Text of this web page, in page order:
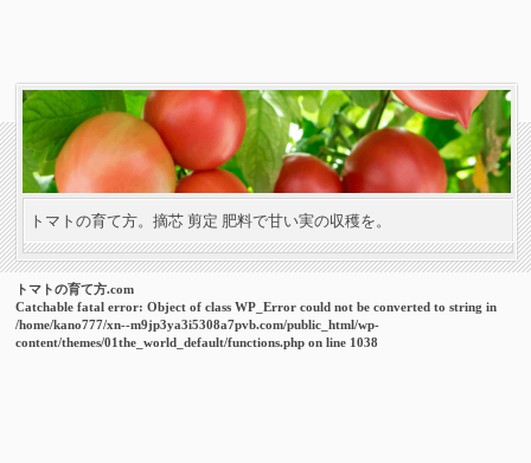
トマトの育て方。摘芯 剪定 肥料で甘い実の収穫を。
トマトの育て方.com
Catchable fatal error: Object of class WP_Error could not be converted to string in
/home/kano777/xn--m9jp3ya3i5308a7pvb.com/public_html/wp-
content/themes/01the_world_default/functions.php on line 1038